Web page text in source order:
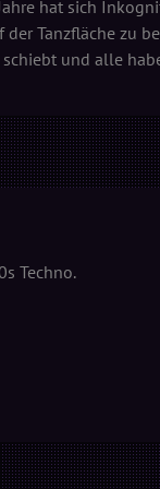
hat sich
Tanzfläche zu
und alle
Techno.